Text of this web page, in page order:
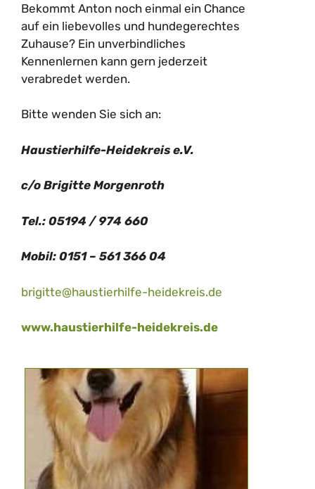
Bekommt Anton noch einmal ein Chance
auf ein liebevolles und hundegerechtes
Zuhause? Ein unverbindliches
Kennenlernen kann gern jederzeit
verabredet werden.
Bitte wenden Sie sich an:
Haustierhilfe-Heidekreis e.V.
c/o Brigitte Morgenroth
Tel.: 05194 / 974 660
Mobil: 0151 – 561 366 04
brigitte@haustierhilfe-heidekreis.de
www.haustierhilfe-heidekreis.de